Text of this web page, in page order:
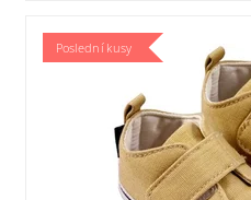
Poslední kusy